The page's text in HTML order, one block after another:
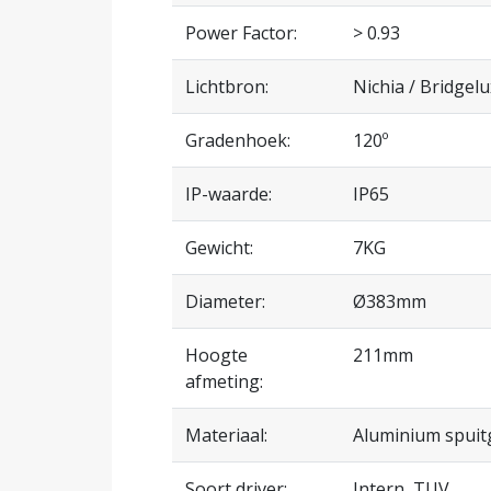
Power Factor: > 0.93
Lichtbron: Nichia /
Gradenhoek: 120º
IP-waarde: IP65
Gewicht: 7KG
Diameter: Ø383mm
Hoogte
afmeting:
211mm
Materiaal: Aluminium